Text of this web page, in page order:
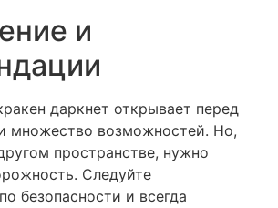
и
даркнет открывает перед
множество возможностей. Но,
пространстве, нужно
Следуйте
безопасности и всегда